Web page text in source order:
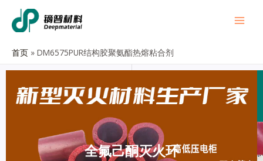
首页 DM6575PUR结构胶聚氨酯热熔粘合剂
全氟己酮灭火环